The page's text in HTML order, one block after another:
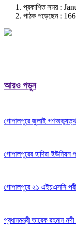
প্রকাশিত সময় :
পাঠক পড়েছেন : 166
আরও পড়ুন
গোপালপুরে জুলাই
গোপালপুরের হাদিরা ইউনিয়ন
গোপালপুরে ২১ এইচএসসি
প্রধানমন্ত্রী তারেক রহমান